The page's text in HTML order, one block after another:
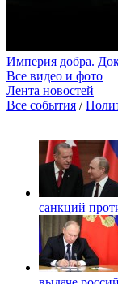
Империя добра.
Все видео и фото
Лента новостей
Все события /
санкций